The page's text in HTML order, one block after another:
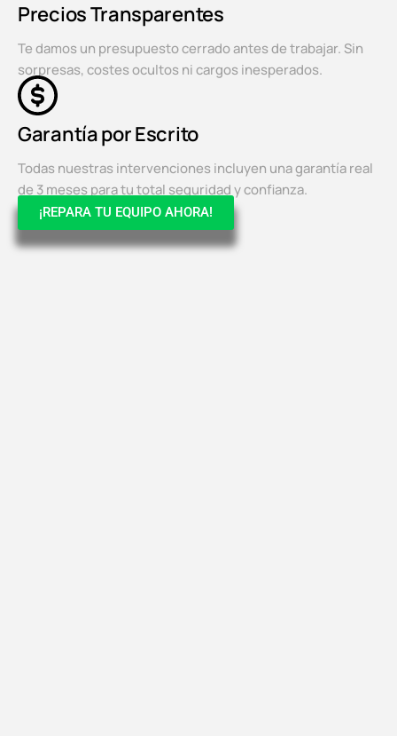
Precios Transparentes
Te damos un presupuesto cerrado antes de trabajar. Sin
sorpresas, costes ocultos ni cargos inesperados.
Garantía por Escrito
Todas nuestras intervenciones incluyen una garantía real
de 3 meses para tu total seguridad y confianza.
¡REPARA TU EQUIPO AHORA!